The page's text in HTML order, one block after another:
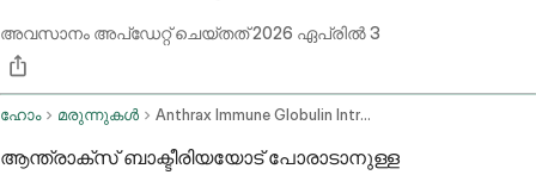
അവസാനം അപ്ഡേറ്റ് ചെയ്തത്2026 ഏപ്രിൽ 3
ഹോം മരുന്നുകൾ Anthrax Immune Globulin Intravenous Route
ആന്ത്രാക്സ് ബാക്ടീരിയയോട് പോരാടാനുള്ള